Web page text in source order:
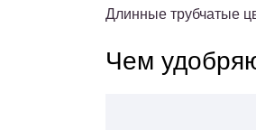
Длинные трубчатые
Чем